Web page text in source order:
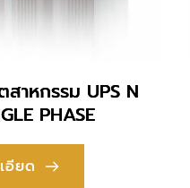
สาหกรรม UPS N
PHASE
อียด